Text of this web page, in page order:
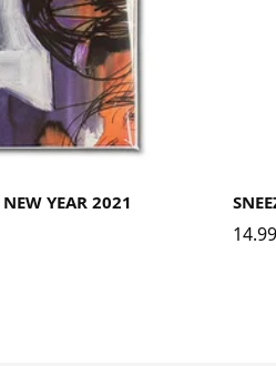
YEAR 2021
14.99